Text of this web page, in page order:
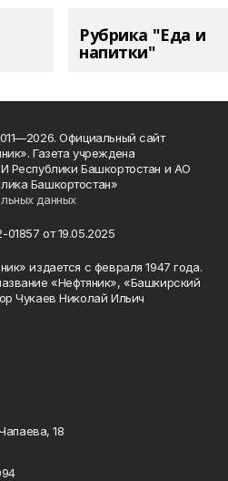
Рубрика "Еда и
напитки"
Официальный сайт
Газета учреждена
Республики Башкортостан и АО
Башкортостан»
данных
от 19.05.2025
издается с февраля 1947 года.
«Нефтяник», «Башкирский
Чукаев Николай Ильич
18